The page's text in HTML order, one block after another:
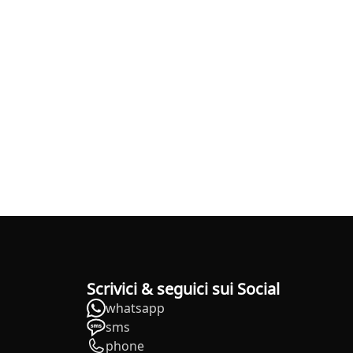
Scrivici & seguici sui Social
whatsapp
sms
phone